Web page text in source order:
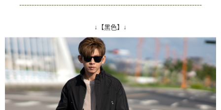
１．透過由恩沛科技股份有限公司提供之「AFTEE先享後付」服務完成之交
易，需依本服務之必要範圍內提供個人資料，並將交易相關給付款項請求債
權轉讓予恩沛科技股份有限公司。
２．關於個人資料處理事宜，請瀏覽以下網址：
https://aftee.tw/terms/#terms3
３．未成年的使用者請事先徵得法定代理人或監護人之同意方可使用
「AFTEE先享後付」，若未經同意申辦者引起之損失，本公司不負相關責
任。
４．使用「AFTEE先享後付」時，將依據個別帳號之用戶狀況，依本公司即
時審查核予不同之上限額度；若仍有額度不足之情形，本公司將視審查結果
每筆NT$120，滿NT$3,000(含以上)免運費
--------------------------------------------------------------------------
↓【黑色】↓